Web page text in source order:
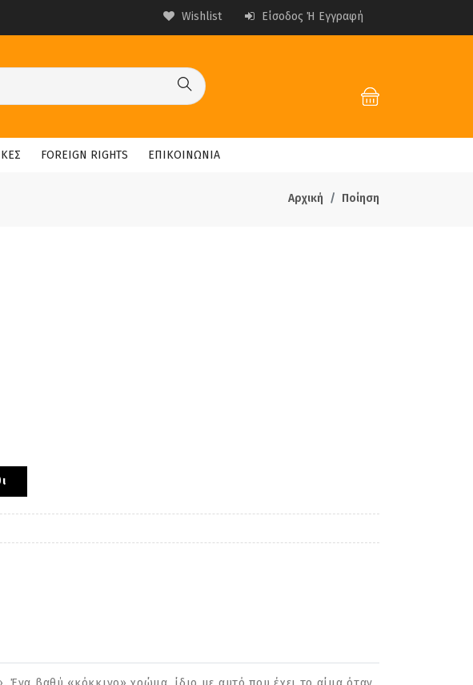
Wishlist Είσοδος Ή Εγγραφή
FOREIGN RIGHTS ΕΠΙΚΟΙΝΩΝΙΑ
Αρχική Ποίηση